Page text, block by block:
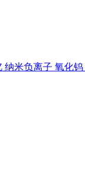
纳米负离子 氧化钨